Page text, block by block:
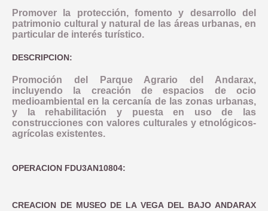
OBJETIVO TEMATICO 9
OBJETIVO TEMATICO 99
LINEA 7: GESTION EDUSI
LINEA 8: COMUNICACION EDUSI
BUENAS PRÁCTICAS
CONTACTO
CÓDIGO DE CONDUCTA
Promover la protección, fomento y desarrollo del
patrimonio cultural y natural de las áreas urbanas, en
particular de interés turístico.
DESCRIPCION:
Promoción del Parque Agrario del Andarax,
incluyendo la creación de espacios de ocio
medioambiental en la cercanía de las zonas urbanas,
y la rehabilitación y puesta en uso de las
construcciones con valores culturales y etnológicos-
agrícolas existentes.
OPERACION FDU3AN10804:
CREACION DE MUSEO DE LA VEGA DEL BAJO ANDARAX